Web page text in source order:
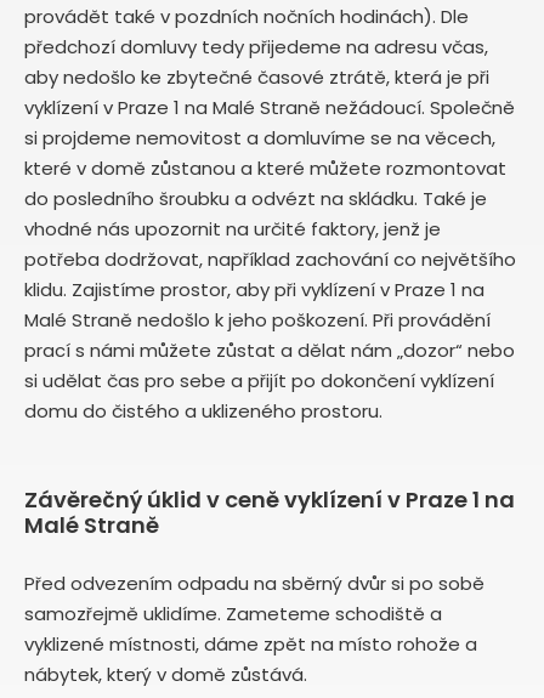
provádět také v pozdních nočních hodinách). Dle
předchozí domluvy tedy přijedeme na adresu včas,
aby nedošlo ke zbytečné časové ztrátě, která je při
vyklízení v Praze 1 na Malé Straně nežádoucí. Společně
si projdeme nemovitost a domluvíme se na věcech,
které v domě zůstanou a které můžete rozmontovat
do posledního šroubku a odvézt na skládku. Také je
vhodné nás upozornit na určité faktory, jenž je
potřeba dodržovat, například zachování co největšího
klidu. Zajistíme prostor, aby při vyklízení v Praze 1 na
Malé Straně nedošlo k jeho poškození. Při provádění
prací s námi můžete zůstat a dělat nám „dozor“ nebo
si udělat čas pro sebe a přijít po dokončení vyklízení
domu do čistého a uklizeného prostoru.
Závěrečný úklid v ceně vyklízení v Praze 1 na
Malé Straně
Před odvezením odpadu na sběrný dvůr si po sobě
samozřejmě uklidíme. Zameteme schodiště a
vyklizené místnosti, dáme zpět na místo rohože a
nábytek, který v domě zůstává.